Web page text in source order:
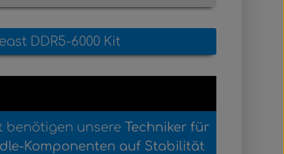
DDR5-6000 Kit
benötigen unsere Techniker für
Komponenten auf Stabilität